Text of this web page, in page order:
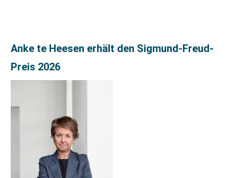
Anke te Heesen erhält den Sigmund-Freud-
Preis 2026